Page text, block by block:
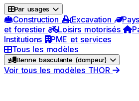
Par usages
Construction Excavation
et forestier
Loisirs motorisés
Institutions PME et services
Tous les modèles
Benne basculante (dompeur)
Voir tous les modèles THOR